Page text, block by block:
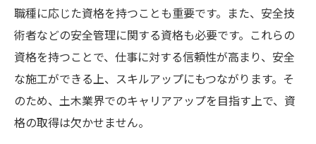
職種に応じた資格を持つことも重要です。また、安全技
術者などの安全管理に関する資格も必要です。これらの
資格を持つことで、仕事に対する信頼性が高まり、安全
な施工ができる上、スキルアップにもつながります。そ
のため、土木業界でのキャリアアップを目指す上で、資
格の取得は欠かせません。